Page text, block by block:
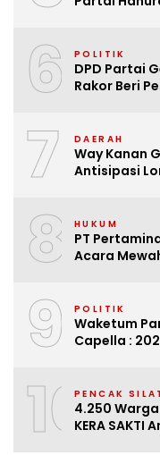
6 POLITIK
DPD Partai
Rakor Beri
7 DAERAH
Way Kanan
Antisipasi
8 HUKUM
PT
Acara
9 POLITIK
Waketum
Capella :
10PENCAK
4.250 Warga
KERA SAKTI